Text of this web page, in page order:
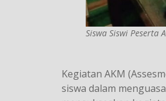
Siswa Siswi Peserta
Kegiatan AKM
siswa dalam